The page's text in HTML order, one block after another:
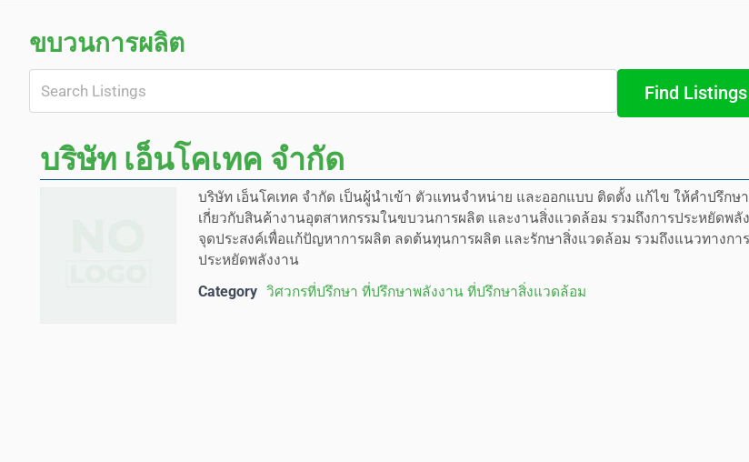
ขบวนการผลิต
บริษัท เอ็นโคเทค จำกัด
บริษัท เอ็นโคเทค จำกัด เป็นผู้นำเข้า ตัวแทนจำหน่าย และออกแบบ ติดตั้ง แก้ไข ให้คำปรึกษ
เกี่ยวกับสินค้างานอุตสาหกรรมในขบวนการผลิต และงานสิ่งแวดล้อม รวมถึงการประหยัดพลั
จุดประสงค์เพื่อแก้ปัญหาการผลิต ลดต้นทุนการผลิต และรักษาสิ่งแวดล้อม รวมถึงแนวทางการ
ประหยัดพลังงาน
Category วิศวกรที่ปรึกษา ที่ปรึกษาพลังงาน ที่ปรึกษาสิ่งแวดล้อม